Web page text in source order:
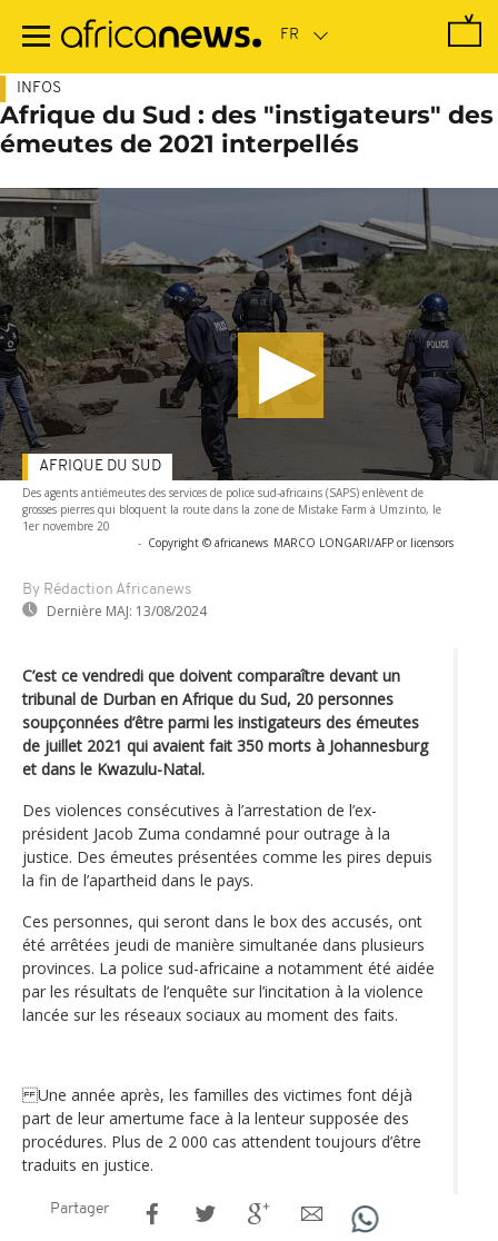
contenu
INFOS
Afrique du Sud : des "instigateurs" des
émeutes de 2021 interpellés
Des agents antiémeutes des services de police sud-africains (SAPS) enlèvent de
grosses pierres qui bloquent la route dans la zone de Mistake Farm à Umzinto, le
1er novembre 20
- Copyright © africanews MARCO LONGARI/AFP or licensors
By Rédaction Africanews
Dernière MAJ: 13/08/2024
AFRIQUE DU SUD
C’est ce vendredi que doivent comparaître devant un
tribunal de Durban en Afrique du Sud, 20 personnes
soupçonnées d’être parmi les instigateurs des émeutes
de juillet 2021 qui avaient fait 350 morts à Johannesburg
et dans le Kwazulu-Natal.
Des violences consécutives à l’arrestation de l’ex-
président Jacob Zuma condamné pour outrage à la
justice. Des émeutes présentées comme les pires depuis
la fin de l’apartheid dans le pays.
Ces personnes, qui seront dans le box des accusés, ont
été arrêtées jeudi de manière simultanée dans plusieurs
provinces. La police sud-africaine a notamment été aidée
par les résultats de l’enquête sur l’incitation à la violence
lancée sur les réseaux sociaux au moment des faits.
Une année après, les familles des victimes font déjà
part de leur amertume face à la lenteur supposée des
procédures. Plus de 2 000 cas attendent toujours d’être
traduits en justice.
Partager